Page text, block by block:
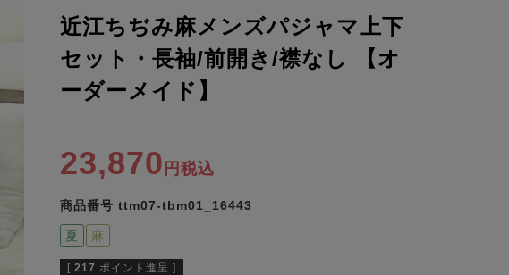
近江ちぢみ麻メンズパジャマ上下
セット・長袖/前開き/襟なし 【オ
ーダーメイド】
23,870 税込
商品番号 ttm07-tbm01_16443
夏 麻
[ 217 ポイント進呈 ]